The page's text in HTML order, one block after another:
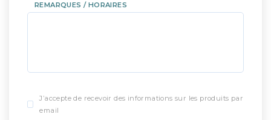
REMARQUES / HORAIRES
J’accepte de recevoir des informations sur les produits par
email